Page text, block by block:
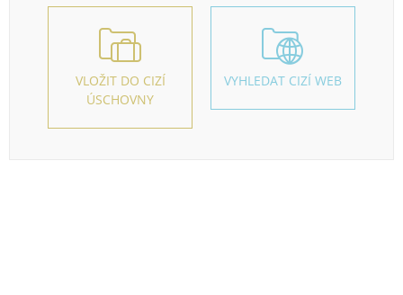
VLOŽIT DO CIZÍ
ÚSCHOVNY
VYHLEDAT CIZÍ WEB